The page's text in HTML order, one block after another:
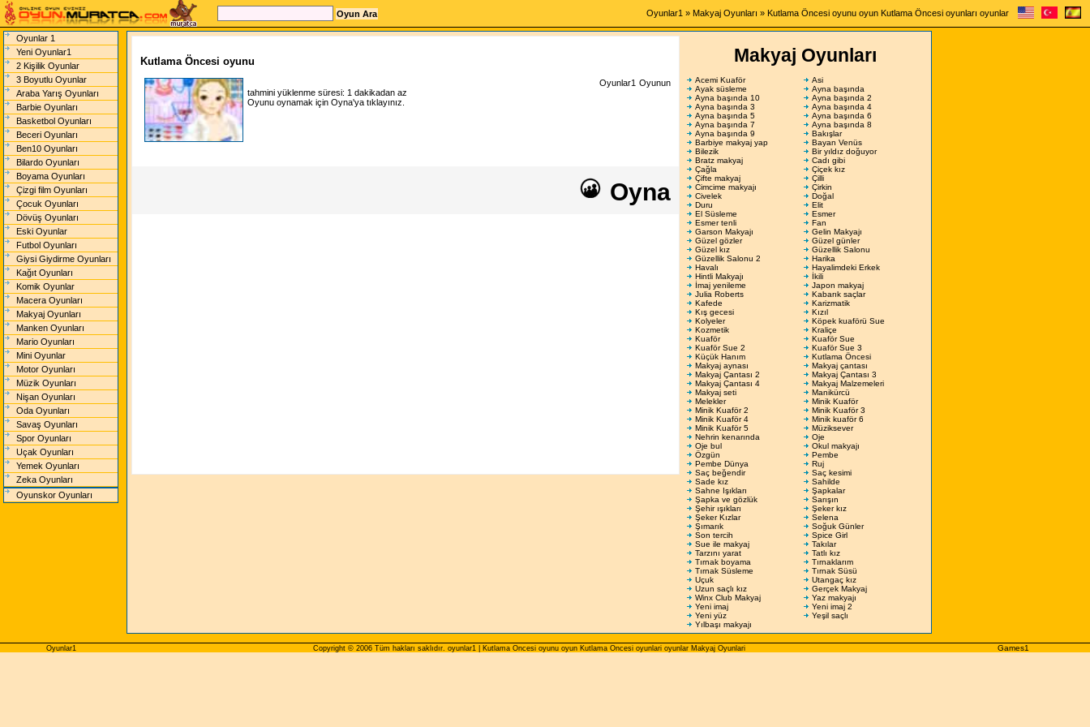
Oyunlar1 » Makyaj Oyunları » Kutlama Öncesi oyunu oyun Kutlama Öncesi oyunları oyunlar
Oyunlar 1
Yeni Oyunlar1
2 Kişilik Oyunlar
3 Boyutlu Oyunlar
Araba Yarış Oyunları
Barbie Oyunları
Basketbol Oyunları
Beceri Oyunları
Ben10 Oyunları
Bilardo Oyunları
Boyama Oyunları
Çizgi film Oyunları
Çocuk Oyunları
Dövüş Oyunları
Eski Oyunlar
Futbol Oyunları
Giysi Giydirme Oyunları
Kağıt Oyunları
Komik Oyunlar
Macera Oyunları
Makyaj Oyunları
Manken Oyunları
Mario Oyunları
Mini Oyunlar
Motor Oyunları
Müzik Oyunları
Nişan Oyunları
Oda Oyunları
Savaş Oyunları
Spor Oyunları
Uçak Oyunları
Yemek Oyunları
Zeka Oyunları
Oyunskor Oyunları
Kutlama Öncesi oyunu
Oyunlar1 Oyunun
tahmini yüklenme süresi: 1 dakikadan az
Oyunu oynamak için Oyna'ya tıklayınız.
Oyna
Makyaj Oyunları
Acemi Kuaför
Asi
Ayak süsleme
Ayna başında
Ayna başında 10
Ayna başında 2
Ayna başında 3
Ayna başında 4
Ayna başında 5
Ayna başında 6
Ayna başında 7
Ayna başında 8
Ayna başında 9
Bakışlar
Barbiye makyaj yap
Bayan Venüs
Bilezik
Bir yıldız doğuyor
Bratz makyaj
Cadı gibi
Çağla
Çiçek kız
Çifte makyaj
Çilli
Cimcime makyajı
Çirkin
Civelek
Doğal
Duru
Elit
El Süsleme
Esmer
Esmer tenli
Fan
Garson Makyajı
Gelin Makyajı
Güzel gözler
Güzel günler
Güzel kız
Güzellik Salonu
Güzellik Salonu 2
Harika
Havalı
Hayalimdeki Erkek
Hintli Makyajı
İkili
İmaj yenileme
Japon makyaj
Julia Roberts
Kabarık saçlar
Kafede
Karizmatik
Kış gecesi
Kızıl
Kolyeler
Köpek kuaförü Sue
Kozmetik
Kraliçe
Kuaför
Kuaför Sue
Kuaför Sue 2
Kuaför Sue 3
Küçük Hanım
Kutlama Öncesi
Makyaj aynası
Makyaj çantası
Makyaj Çantası 2
Makyaj Çantası 3
Makyaj Çantası 4
Makyaj Malzemeleri
Makyaj seti
Manikürcü
Melekler
Minik Kuaför
Minik Kuaför 2
Minik Kuaför 3
Minik Kuaför 4
Minik kuaför 6
Minik Kuaför 5
Müziksever
Nehrin kenarında
Oje
Oje bul
Okul makyajı
Özgün
Pembe
Pembe Dünya
Ruj
Saç beğendir
Saç kesimi
Sade kız
Sahilde
Sahne Işıkları
Şapkalar
Şapka ve gözlük
Sarışın
Şehir ışıkları
Şeker kız
Şeker Kızlar
Selena
Şımarık
Soğuk Günler
Son tercih
Spice Girl
Sue ile makyaj
Takılar
Tarzını yarat
Tatlı kız
Tırnak boyama
Tırnaklarım
Tırnak Süsleme
Tırnak Süsü
Uçuk
Utangaç kız
Uzun saçlı kız
Gerçek Makyaj
Winx Club Makyaj
Yaz makyajı
Yeni imaj
Yeni imaj 2
Yeni yüz
Yeşil saçlı
Yılbaşı makyajı
Oyunlar1 Copyright © 2006 Tüm hakları saklıdır. oyunlar1 | Kutlama Oncesi oyunu oyun Kutlama Oncesi oyunlari oyunlar Makyaj Oyunlari Games1